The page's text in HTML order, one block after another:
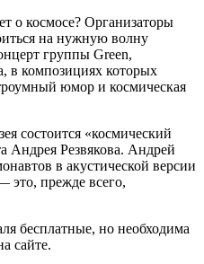
о космосе? Организаторы
на нужную волну
группы Green,
в композициях которых
юмор и космическая
состоится «космический
Андрея Резвякова. Андрей
в акустической версии
это, прежде всего,
бесплатные, но необходима
сайте.